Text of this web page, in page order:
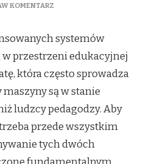
KOMENTARZDO
EDUKACJI:
CZY
INTELIGENTNE
SYSTEMY
NAPRAWDĘ
POTRAFIĄ
UCZYĆ
LEPIEJ
NIŻ
CZŁOWIEK
systemów
przestrzeni edukacyjnej
która często sprowadza
maszyny są w stanie
ludzcy pedagodzy. Aby
przede wszystkim
tych dwóch